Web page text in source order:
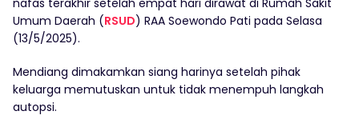
Umum Daerah (RSUD) RAA Soewondo Pati pada Selasa
(13/5/2025).
Mendiang dimakamkan siang harinya setelah pihak
keluarga memutuskan untuk tidak menempuh langkah
autopsi.